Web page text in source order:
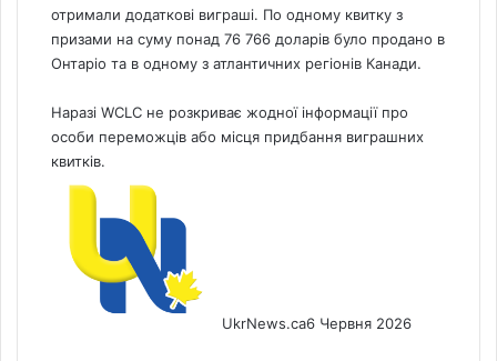
отримали додаткові виграші. По одному квитку з
призами на суму понад 76 766 доларів було продано в
Онтаріо та в одному з атлантичних регіонів Канади.
Наразі WCLC не розкриває жодної інформації про
особи переможців або місця придбання виграшних
квитків.
UkrNews.ca6 Червня 2026